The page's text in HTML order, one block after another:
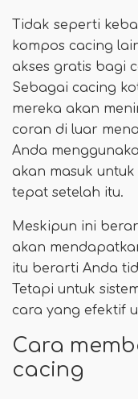
Tidak seperti
kompos cacing
akses gratis bagi
Sebagai cacing
mereka akan
coran di luar
Anda
akan masuk
tepat setelah itu.
Meskipun ini
akan
itu berarti Anda
Tetapi untuk
cara yang efektif
Cara
cacing